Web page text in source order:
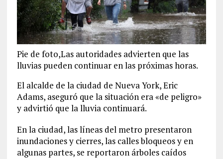
Pie de foto,Las autoridades advierten que las
lluvias pueden continuar en las próximas horas.
El alcalde de la ciudad de Nueva York, Eric
Adams, aseguró que la situación era «de peligro»
y advirtió que la lluvia continuará.
En la ciudad, las líneas del metro presentaron
inundaciones y cierres, las calles bloqueos y en
algunas partes, se reportaron árboles caídos